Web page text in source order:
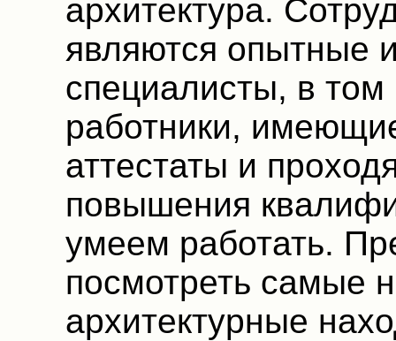
архитектура.
являются опытные
специалисты, в
работники,
аттестаты и
повышения
умеем работать.
посмотреть самые
архитектурные